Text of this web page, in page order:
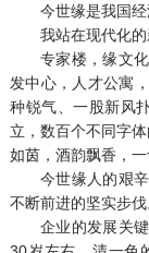
今世缘是我国经
我站在现代化
专家楼，缘文
发中心，人才公寓
种锐气、一股新风
立，数百个不同字
如茵，酒韵飘香，
今世缘人的艰
不断前进的坚实步伐
企业的发展关